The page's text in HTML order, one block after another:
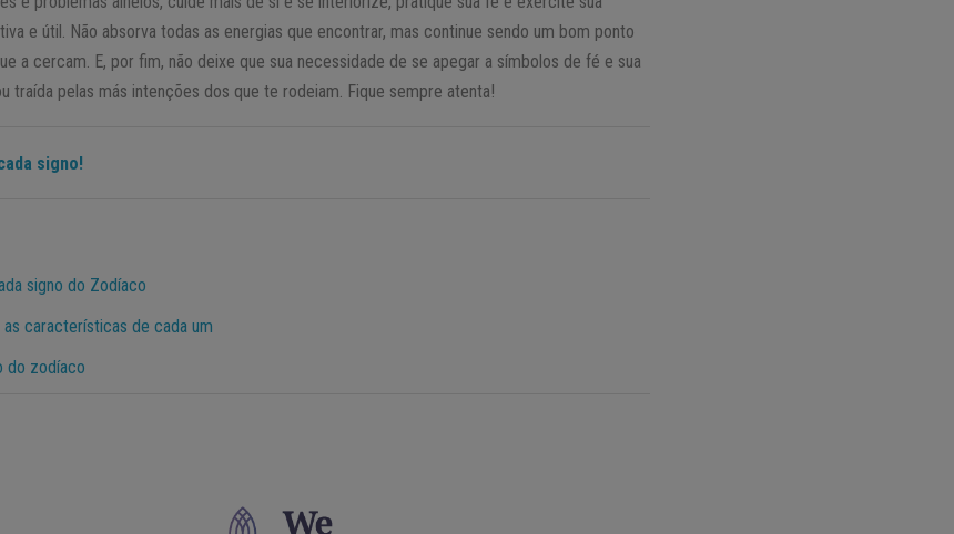
e útil. Não absorva todas as energias que encontrar, mas continue sendo um bom ponto
a cercam. E, por fim, não deixe que sua necessidade de se apegar a símbolos de fé e sua
traída pelas más intenções dos que te rodeiam. Fique sempre atenta!
signo!
signo do Zodíaco
características de cada um
do zodíaco